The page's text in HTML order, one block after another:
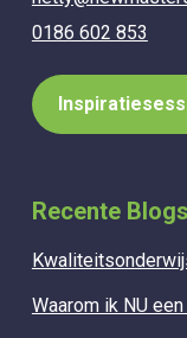
0186 602 853
Recente Blogs
Waarom ik NU